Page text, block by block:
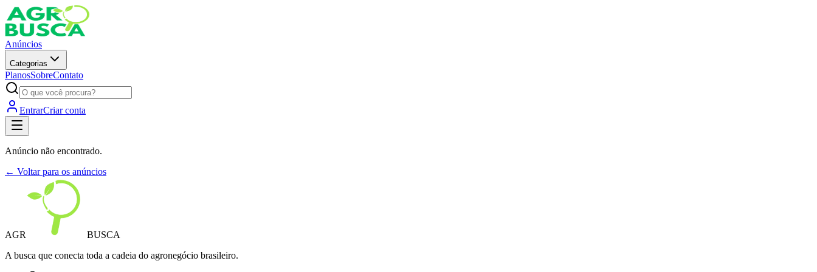
Anúncios
Categorias
PlanosSobreContato
EntrarCriar conta
Anúncio não encontrado.
← Voltar para os anúncios
AGR
BUSCA
A busca que conecta toda a cadeia do agronegócio brasileiro.